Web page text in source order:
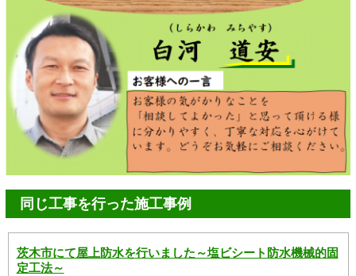
同じ工事を行った施工事例
茨木市にて屋上防水を行いました～塩ビシート防水機械的固
定工法～